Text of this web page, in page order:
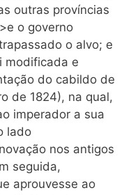
outras províncias
o governo
o alvo; e
modificada e
do cabildo de
de 1824), na qual,
imperador a sua
lado
nos antigos
seguida,
aprouvesse ao